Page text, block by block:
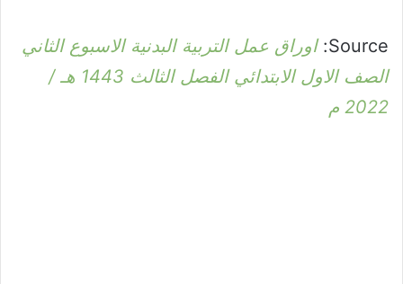
Source: اوراق عمل التربية البدنية الاسبوع الثاني
الصف الاول الابتدائي الفصل الثالث 1443 هـ /
2022 م